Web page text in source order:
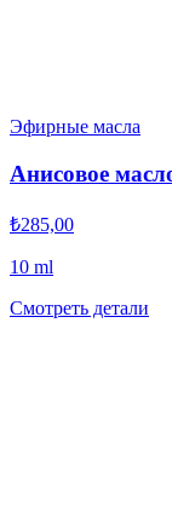
Эфирные масла
Анисовое
₺285,00
10 ml
Смотреть детали